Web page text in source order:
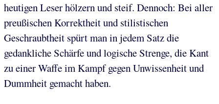
heutigen Leser hölzern und steif. Dennoch: Bei aller
preußischen Korrektheit und stilistischen
Geschraubtheit spürt man in jedem Satz die
gedankliche Schärfe und logische Strenge, die Kant
zu einer Waffe im Kampf gegen Unwissenheit und
Dummheit gemacht haben.